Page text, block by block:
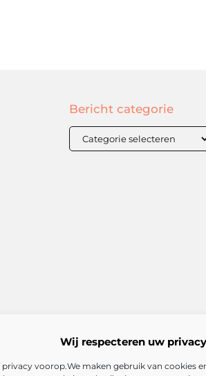
Wij respecteren uw privacy
privacy voorop.We maken gebruik van cookies
Bericht categorie